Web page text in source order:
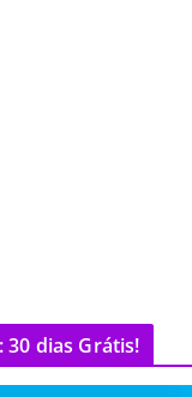
30 dias Grátis!